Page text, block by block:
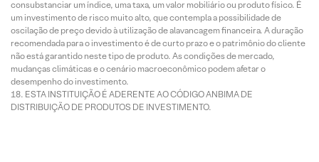
consubstanciar um índice, uma taxa, um valor mobiliário ou produto físico. É
um investimento de risco muito alto, que contempla a possibilidade de
oscilação de preço devido à utilização de alavancagem financeira. A duração
recomendada para o investimento é de curto prazo e o patrimônio do cliente
não está garantido neste tipo de produto. As condições de mercado,
mudanças climáticas e o cenário macroeconômico podem afetar o
desempenho do investimento.
ESTA INSTITUIÇÃO É ADERENTE AO CÓDIGO ANBIMA DE
DISTRIBUIÇÃO DE PRODUTOS DE INVESTIMENTO.